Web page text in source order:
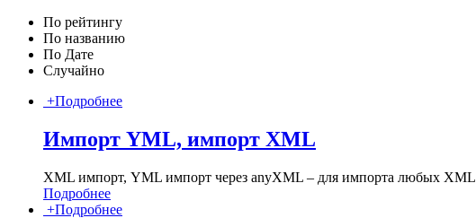
По рейтингу
По названию
По Дате
Случайно
+Подробнее
Импорт YML, импорт XML
XML импорт, YML импорт через anyXML – для импорта любых XML
Подробнее
+Подробнее